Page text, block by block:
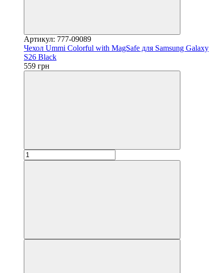
Артикул: 777-09089
Чехол Ummi Colorful with MagSafe для Samsung Galaxy
S26 Black
559 грн